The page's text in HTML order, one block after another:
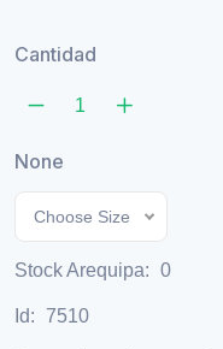
Cantidad
None
Choose Size
Stock Arequipa: 0
Id: 7510